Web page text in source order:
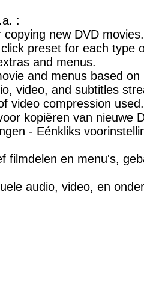
:
new DVD movies.
preset for each type
and menus.
and menus based on
video, and subtitles
video compression used.
kopiëren van nieuwe
- Eénkliks
filmdelen en menu's,
audio, video, en